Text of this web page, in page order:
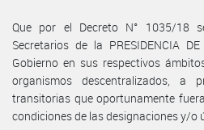
Que por el Decreto N° 1035/18
Secretarios de la PRESIDENCIA
Gobierno en sus respectivos
organismos descentralizados, a
transitorias que oportunamente
condiciones de las designaciones y/o